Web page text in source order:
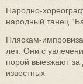
Народно-
народный танец
Пляскам-
лет. Они с
порой выезжают за
известных